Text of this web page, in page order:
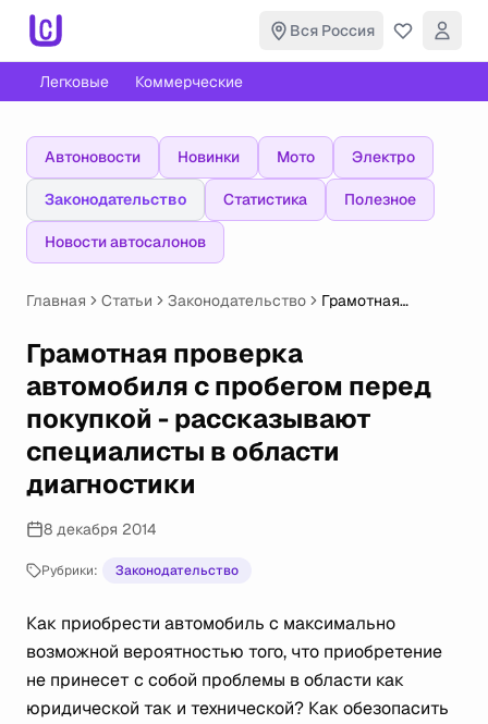
Вся Россия
Легковые Коммерческие
Автоновости Новинки Мото Электро
Законодательство Статистика Полезное
Новости автосалонов
Главная Статьи Законодательство
Грамотная
покупкой -
рассказывают
специалисты в
области
Грамотная проверка
автомобиля с пробегом перед
покупкой - рассказывают
специалисты в области
диагностики
8 декабря 2014
Рубрики: Законодательство
Как приобрести автомобиль с максимально
возможной вероятностью того, что приобретение
не принесет с собой проблемы в области как
юридической так и технической? Как обезопасить